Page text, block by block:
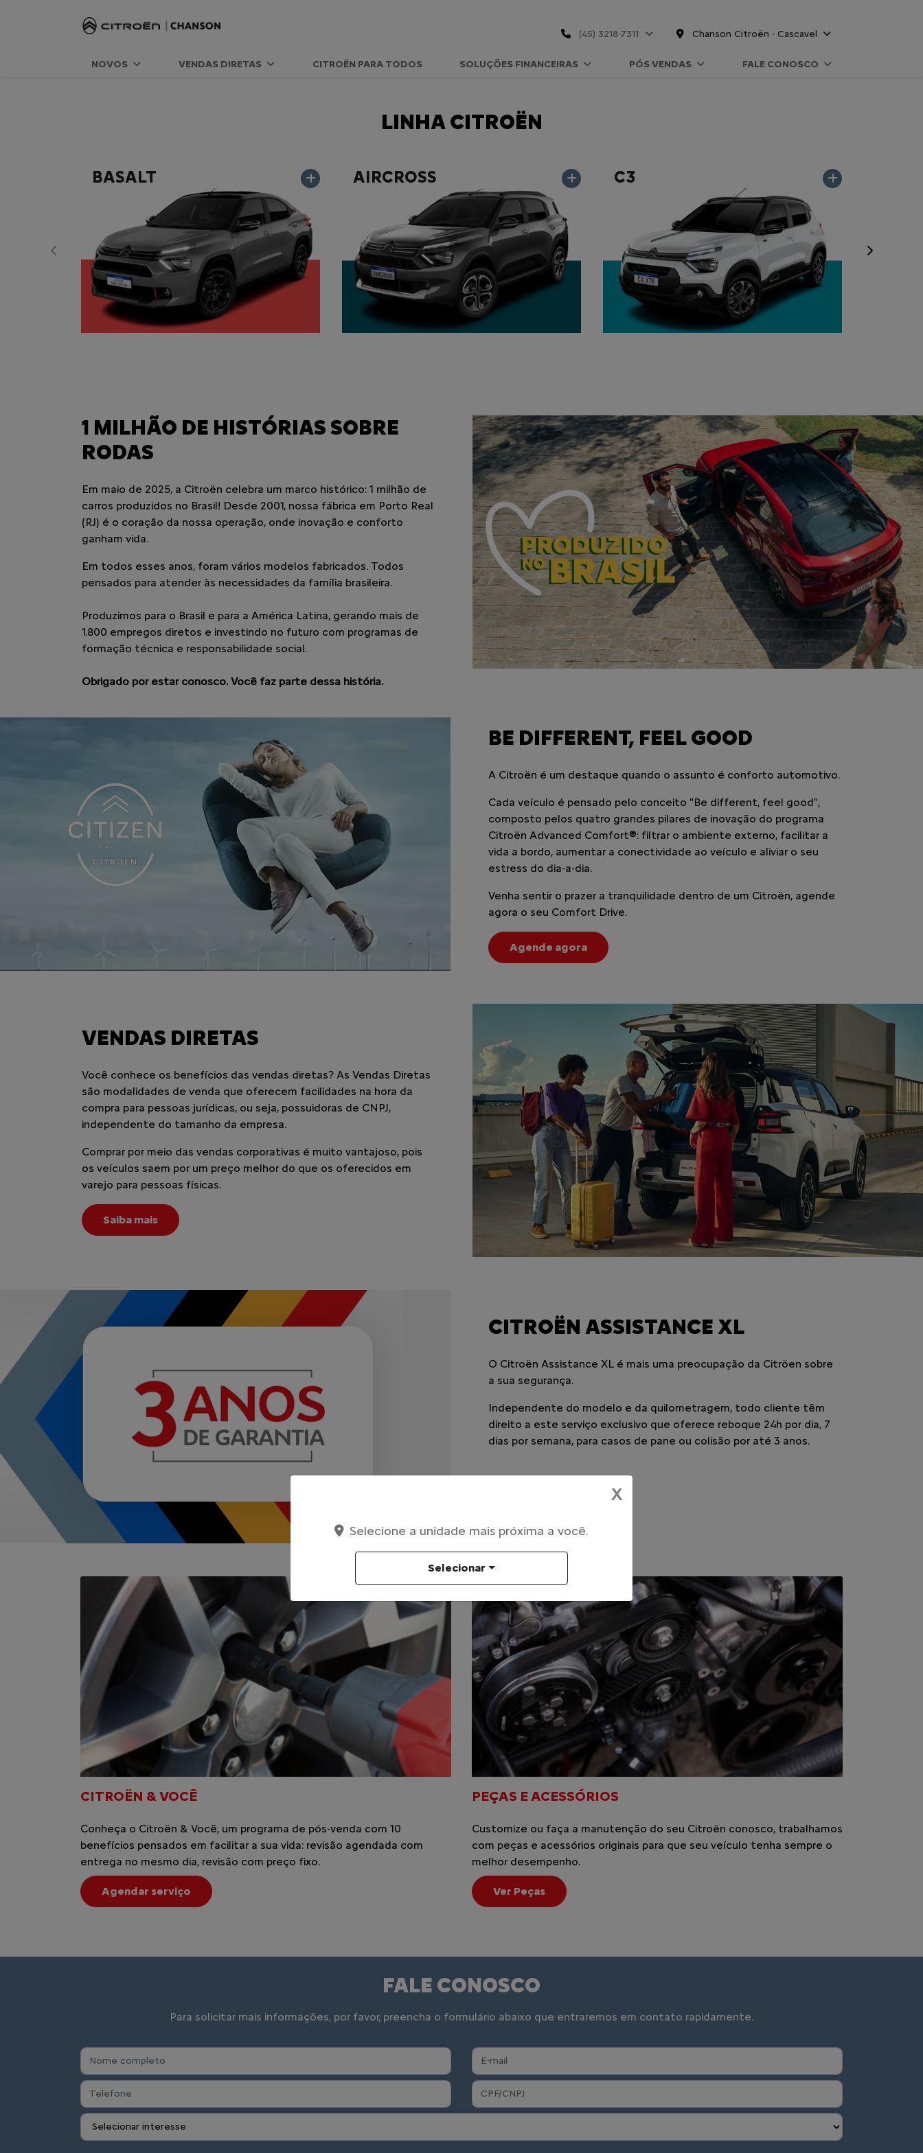
(45) 3218-7311 Chanson Citroën - Cascavel
NOVOS VENDAS DIRETAS CITROËN PARA TODOS SOLUÇÕES FINANCEIRAS PÓS VENDAS FALE CONOSCO
LINHA CITROËN
BASALT AIRCROSS C3
Anterior Próximo
1 MILHÃO DE HISTÓRIAS SOBRE
RODAS
Em maio de 2025, a Citroën celebra um marco histórico: 1 milhão de
carros produzidos no Brasil! Desde 2001, nossa fábrica em Porto Real
(RJ) é o coração da nossa operação, onde inovação e conforto
ganham vida.
Em todos esses anos, foram vários modelos fabricados. Todos
pensados para atender às necessidades da família brasileira.
Produzimos para o Brasil e para a América Latina, gerando mais de
1.800 empregos diretos e investindo no futuro com programas de
formação técnica e responsabilidade social.
Obrigado por estar conosco. Você faz parte dessa história.
BE DIFFERENT, FEEL GOOD
A Citroën é um destaque quando o assunto é conforto automotivo.
Cada veículo é pensado pelo conceito "Be different, feel good",
composto pelos quatro grandes pilares de inovação do programa
Citroën Advanced Comfort®: filtrar o ambiente externo, facilitar a
vida a bordo, aumentar a conectividade ao veículo e aliviar o seu
estress do dia-a-dia.
Venha sentir o prazer a tranquilidade dentro de um Citroën, agende
agora o seu Comfort Drive.
Agende agora
VENDAS DIRETAS
Você conhece os benefícios das vendas diretas? As Vendas Diretas
são modalidades de venda que oferecem facilidades na hora da
compra para pessoas jurídicas, ou seja, possuidoras de CNPJ,
independente do tamanho da empresa.
Comprar por meio das vendas corporativas é muito vantajoso, pois
os veículos saem por um preço melhor do que os oferecidos em
varejo para pessoas físicas.
Saiba mais
CITROËN ASSISTANCE XL
O Citroën Assistance XL é mais uma preocupação da Citröen sobre
a sua segurança.
Independente do modelo e da quilometragem, todo cliente têm
direito a este serviço exclusivo que oferece reboque 24h por dia, 7
dias por semana, para casos de pane ou colisão por até 3 anos.
CITROËN & VOCÊ
Conheça o Citroën & Você, um programa de pós-venda com 10
benefícios pensados em facilitar a sua vida: revisão agendada com
entrega no mesmo dia, revisão com preço fixo.
Agendar serviço
PEÇAS E ACESSÓRIOS
Customize ou faça a manutenção do seu Citroën conosco, trabalhamos
com peças e acessórios originais para que seu veículo tenha sempre o
melhor desempenho.
Ver Peças
FALE CONOSCO
Para solicitar mais informações, por favor, preencha o formulário abaixo que entraremos em contato rapidamente.
X
Selecione a unidade mais próxima a você.
Selecionar